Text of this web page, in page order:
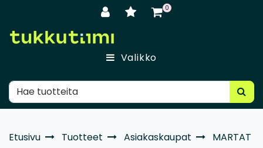
0
Valikko
Etusivu Tuotteet Asiakaskaupat
MARTAT